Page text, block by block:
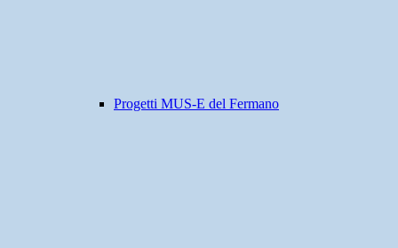
Progetti MUS-E del Fermano